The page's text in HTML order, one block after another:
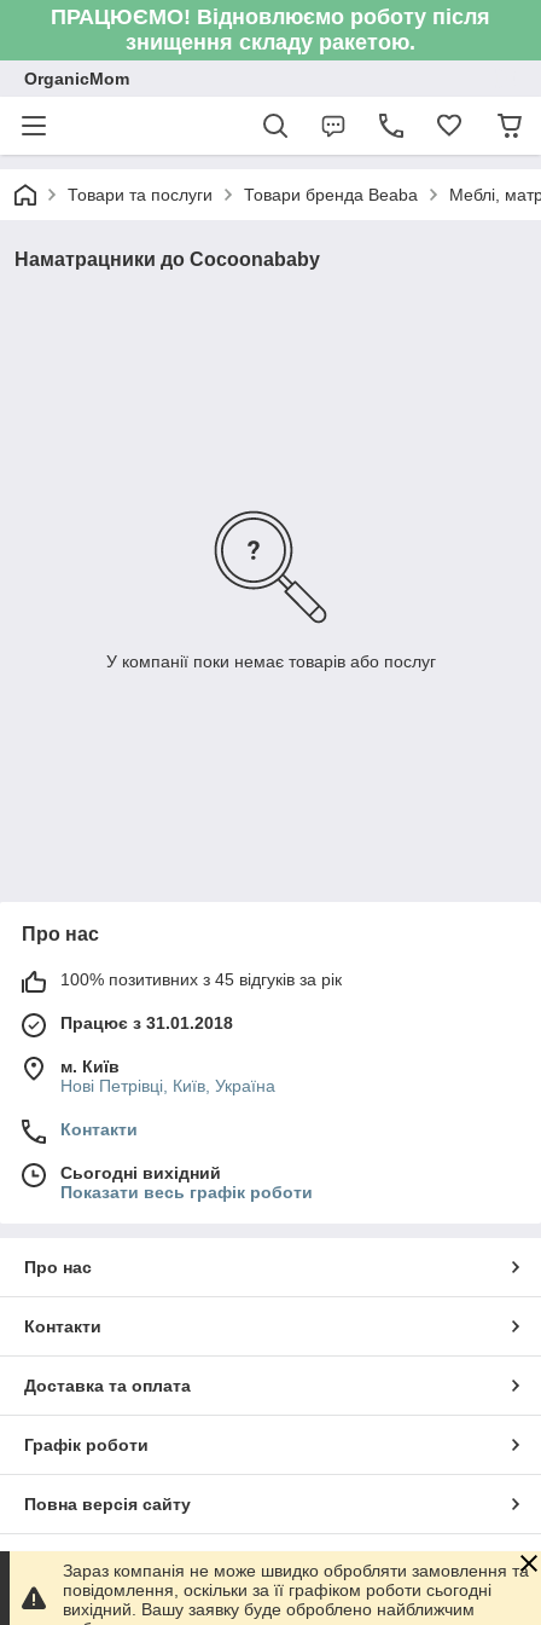
ПРАЦЮЄМО! Відновлюємо роботу після
знищення складу ракетою.
OrganicMom
Товари та послуги Товари бренда Beaba Меблі,
Наматрацники до Cocoonababy
У компанії поки немає товарів або послуг
Про нас
100% позитивних з 45 відгуків за рік
Працює з 31.01.2018
м. Київ
Нові Петрівці, Київ, Україна
Контакти
Сьогодні вихідний
Показати весь графік роботи
Про нас
Контакти
Доставка та оплата
Графік роботи
Повна версія сайту
Сайт створено на маркетплейсіProm.ua
Зараз компанія не може швидко обробляти замовлення та
повідомлення, оскільки за її графіком роботи сьогодні
вихідний. Вашу заявку буде оброблено найближчим